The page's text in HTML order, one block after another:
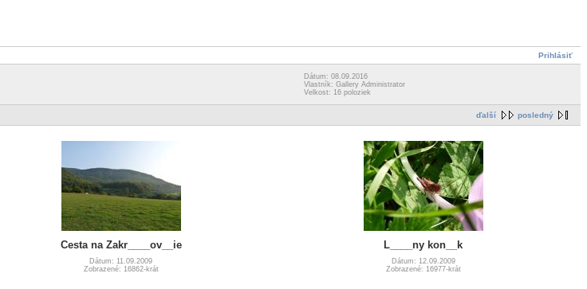
Prihlásiť
Dátum: 08.09.2016
Vlastník: Gallery Administrator
Velkost: 16 poloziek
ďalší posledný
Cesta na Zakr____ov__ie
Dátum: 11.09.2009
Zobrazené: 16862-krát
L____ny kon__k
Dátum: 12.09.2009
Zobrazené: 16977-krát